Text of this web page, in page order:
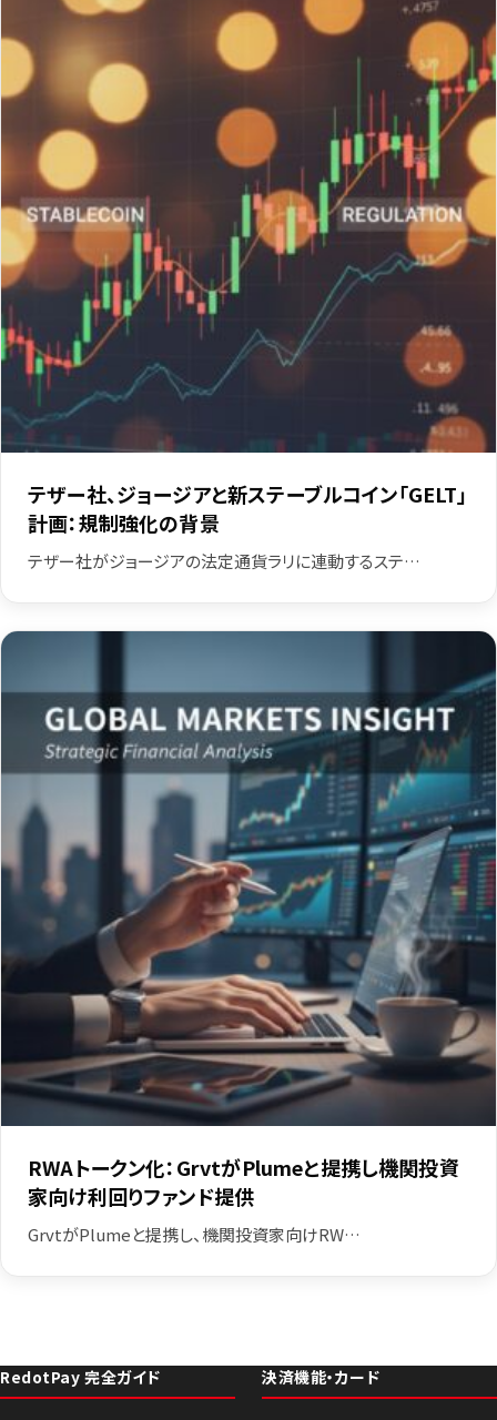
テザー社、ジョージアと新ステーブルコイン「GELT」
計画：規制強化の背景
テザー社がジョージアの法定通貨ラリに連動するステ…
RWAトークン化：GrvtがPlumeと提携し機関投資
家向け利回りファンド提供
GrvtがPlumeと提携し、機関投資家向けRW…
RedotPay 完全ガイド 決済機能・カード